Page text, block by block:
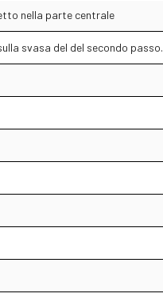
nella parte centrale
svasa del del secondo passo.